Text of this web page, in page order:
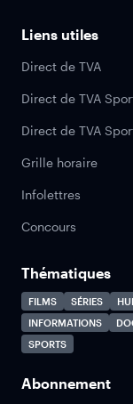
Liens utiles
Direct de TVA
Direct de TVA
Direct de TVA
Grille horaire
Infolettres
Concours
Thématiques
FILMS SÉRIES
INFORMATIONS
SPORTS
Abonnement